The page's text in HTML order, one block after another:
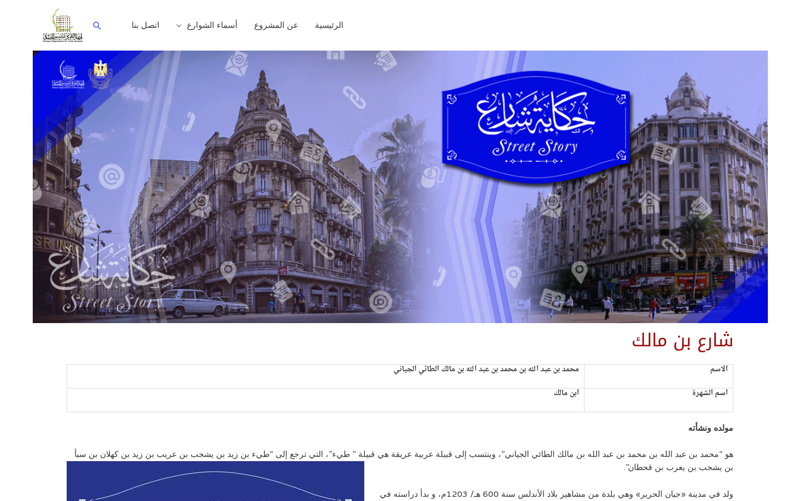
الرئيسية عن المشروع أسماء الشوارع اتصل بنا
شارع بن مالك
الاسم
محمد بن عبد الله بن محمد بن عبد الله بن مالك الطائي الجياني
اسم الشهرة
ابن مالك
مولده ونشأته
هو “محمد بن عبد الله بن محمد بن عبد الله بن مالك الطائي الجياني”، وينتسب إلى قبيلة عربية عريقة هي قبيلة ” طيء”، التي ترجع إلى “طيء بن زيد بن يشجب بن عريب بن زيد بن كهلان بن سبأ
بن يشجب بن يعرب بن قحطان”.
ولد في مدينة «جيان الحرير» وهي بلدة من مشاهير بلاد الأندلس سنة 600 هـ/ 1203م، و بدأ دراسته في